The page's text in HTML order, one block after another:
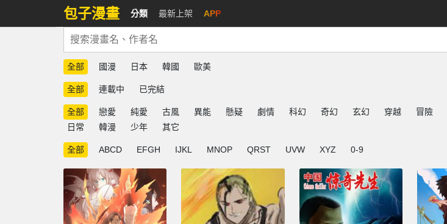
包子漫畫 分類 最新上架 APP
全部 國漫 日本 韓國 歐美
全部 連載中 已完結
全部 戀愛 純愛 古風 異能 懸疑 劇情 科幻 奇幻 玄幻 穿越 冒險
日常
韓漫 少年 其它
全部 ABCD EFGH IJKL MNOP QRST UVW XYZ 0-9